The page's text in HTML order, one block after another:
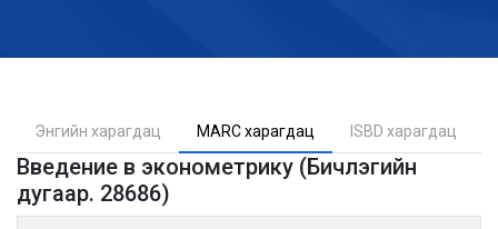
Энгийн харагдац MARC харагдац ISBD харагдац
Введение в эконометрику (Бичлэгийн
дугаар. 28686)